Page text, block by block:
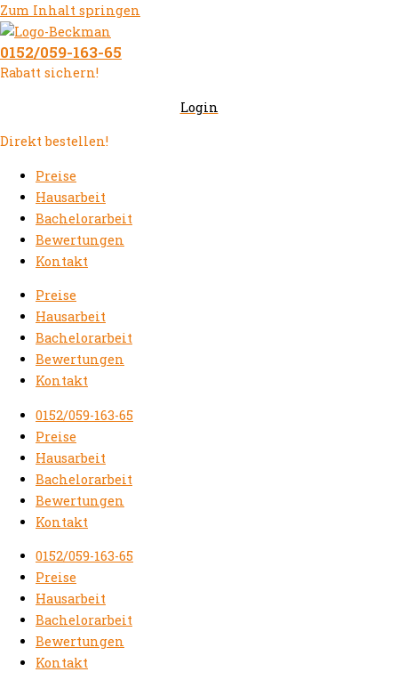
Zum Inhalt springen
0152/059-163-65
Rabatt sichern!
Login
Direkt bestellen!
Preise
Hausarbeit
Bachelorarbeit
Bewertungen
Kontakt
Preise
Hausarbeit
Bachelorarbeit
Bewertungen
Kontakt
0152/059-163-65
Preise
Hausarbeit
Bachelorarbeit
Bewertungen
Kontakt
0152/059-163-65
Preise
Hausarbeit
Bachelorarbeit
Bewertungen
Kontakt